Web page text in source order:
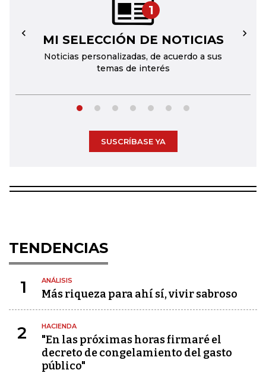
1
MI SELECCIÓN DE NOTICIAS
Noticias personalizadas, de acuerdo a sus
temas de interés
← →
SUSCRÍBASE YA
TENDENCIAS
1 ANÁLISIS
Más riqueza para ahí sí, vivir sabroso
2 HACIENDA
"En las próximas horas firmaré el
decreto de congelamiento del gasto
público"